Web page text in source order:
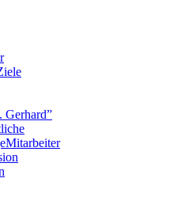
Gerhard”